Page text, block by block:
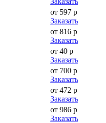
от 597 р
Заказать
от 816 р
Заказать
от 40 р
Заказать
от 700 р
Заказать
от 472 р
Заказать
от 986 р
Заказать